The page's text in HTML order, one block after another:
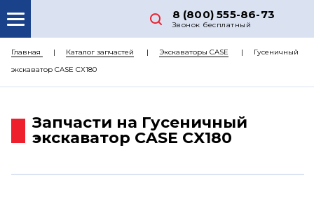
8 (800) 555-86-73
Звонок бесплатный
О НАС
ДОСТАВКА
Главная Каталог запчастей Экскаваторы CASE
Гусеничный
экскаватор CASE CX180
Запчасти на Гусеничный
экскаватор CASE CX180